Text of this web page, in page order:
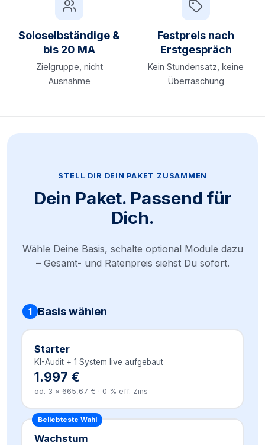
Soloselbständige &
bis 20 MA
Zielgruppe, nicht
Ausnahme
Festpreis nach
Erstgespräch
Kein Stundensatz, keine
Überraschung
STELL DIR DEIN PAKET ZUSAMMEN
Dein Paket. Passend für
Dich.
Wähle Deine Basis, schalte optional Module dazu
– Gesamt- und Ratenpreis siehst Du sofort.
1 Basis wählen
Starter
KI-Audit + 1 System live aufgebaut
1.997 €
od. 3 × 665,67 € · 0 % eff. Zins
Beliebteste Wahl
Wachstum